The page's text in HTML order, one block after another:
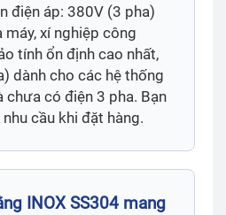
điện áp: 380V (3 pha)
xí nghiệp công
tính ổn định cao nhất,
dành cho các hệ thống
chưa có điện 3 pha. Bạn
cầu khi đặt hàng.
INOX SS304 mang